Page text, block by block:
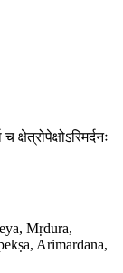
Mṛdura,
Arimardana,